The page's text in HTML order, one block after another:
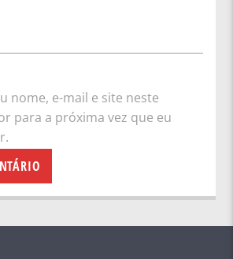
nome, e-mail e site neste
para a próxima vez que eu